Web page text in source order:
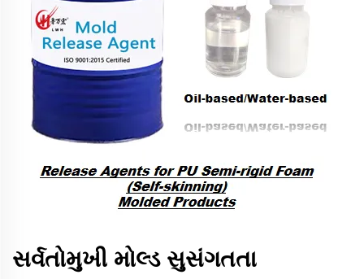
સર્વતોમુખી મોલ્ડ સુસંગતતા